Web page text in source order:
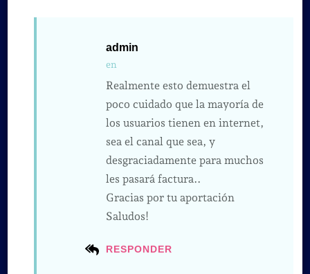
admin
en
RESPONDER
Realmente esto demuestra el
poco cuidado que la mayoría de
los usuarios tienen en internet,
sea el canal que sea, y
desgraciadamente para muchos
les pasará factura..
Gracias por tu aportación
Saludos!